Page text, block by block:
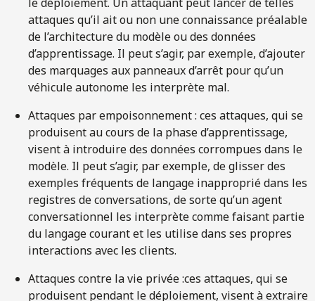
attaques qu’il ait ou non une connaissance préalable
de l’architecture du modèle ou des données
d’apprentissage. Il peut s’agir, par exemple, d’ajouter
des marquages aux panneaux d’arrêt pour qu’un
véhicule autonome les interprète mal.
Attaques par empoisonnement : ces attaques, qui se
produisent au cours de la phase d’apprentissage,
visent à introduire des données corrompues dans le
modèle. Il peut s’agir, par exemple, de glisser des
exemples fréquents de langage inapproprié dans les
registres de conversations, de sorte qu’un agent
conversationnel les interprète comme faisant partie
du langage courant et les utilise dans ses propres
interactions avec les clients.
Attaques contre la vie privée :ces attaques, qui se
produisent pendant le déploiement, visent à extraire